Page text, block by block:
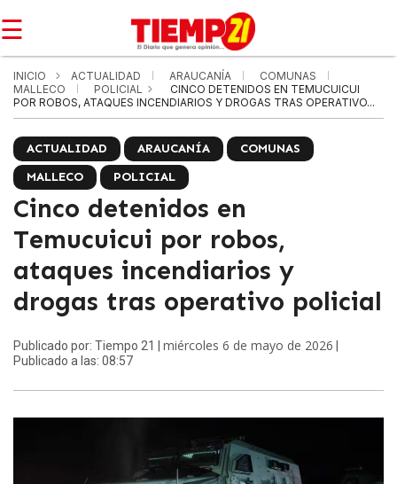
☰
INICIO ACTUALIDAD ARAUCANÍA
COMUNAS
MALLECO
POLICIAL
CINCO DETENIDOS EN TEMUCUICUI
POR ROBOS, ATAQUES INCENDIARIOS Y DROGAS TRAS OPERATIVO...
ACTUALIDAD ARAUCANÍA
COMUNAS
MALLECO
POLICIAL
Cinco detenidos en
Temucuicui por robos,
ataques incendiarios y
drogas tras operativo policial
Publicado por: Tiempo 21 | miércoles 6 de mayo de 2026
Publicado a las: 08:57